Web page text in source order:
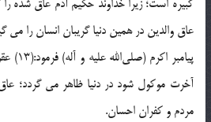
عاق والدین در همین دنیا گریبان انسان را مى
پیامبر
آخرت موكول شود در دنیا ظاهر مى گردد؛
مردم و كفران احسان.